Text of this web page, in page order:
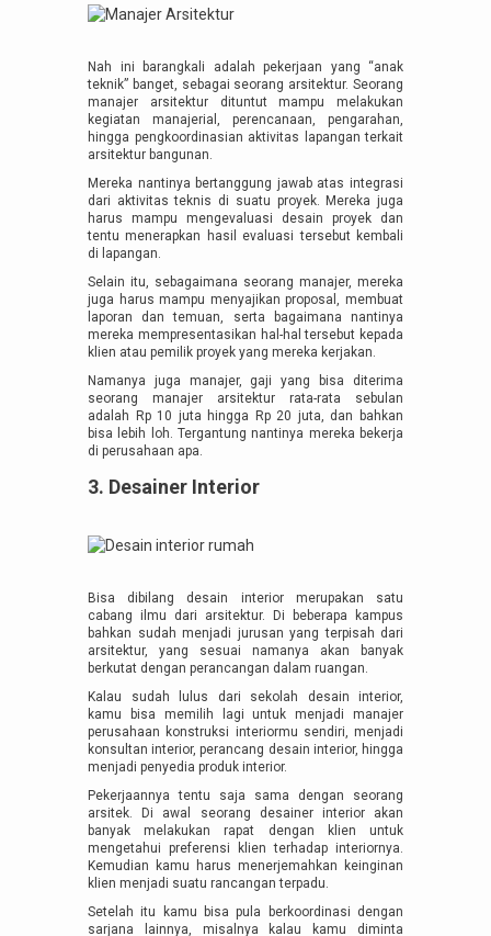
Nah ini barangkali adalah pekerjaan yang “anak
teknik” banget, sebagai seorang arsitektur. Seorang
manajer arsitektur dituntut mampu melakukan
kegiatan manajerial, perencanaan, pengarahan,
hingga pengkoordinasian aktivitas lapangan terkait
arsitektur bangunan.
Mereka nantinya bertanggung jawab atas integrasi
dari aktivitas teknis di suatu proyek. Mereka juga
harus mampu mengevaluasi desain proyek dan
tentu menerapkan hasil evaluasi tersebut kembali
di lapangan.
Selain itu, sebagaimana seorang manajer, mereka
juga harus mampu menyajikan proposal, membuat
laporan dan temuan, serta bagaimana nantinya
mereka mempresentasikan hal-hal tersebut kepada
klien atau pemilik proyek yang mereka kerjakan.
Namanya juga manajer, gaji yang bisa diterima
seorang manajer arsitektur rata-rata sebulan
adalah Rp 10 juta hingga Rp 20 juta, dan bahkan
bisa lebih loh. Tergantung nantinya mereka bekerja
di perusahaan apa.
3. Desainer Interior
Bisa dibilang desain interior merupakan satu
cabang ilmu dari arsitektur. Di beberapa kampus
bahkan sudah menjadi jurusan yang terpisah dari
arsitektur, yang sesuai namanya akan banyak
berkutat dengan perancangan dalam ruangan.
Kalau sudah lulus dari sekolah desain interior,
kamu bisa memilih lagi untuk menjadi manajer
perusahaan konstruksi interiormu sendiri, menjadi
konsultan interior, perancang desain interior, hingga
menjadi penyedia produk interior.
Pekerjaannya tentu saja sama dengan seorang
arsitek. Di awal seorang desainer interior akan
banyak melakukan rapat dengan klien untuk
mengetahui preferensi klien terhadap interiornya.
Kemudian kamu harus menerjemahkan keinginan
klien menjadi suatu rancangan terpadu.
Setelah itu kamu bisa pula berkoordinasi dengan
sarjana lainnya, misalnya kalau kamu diminta